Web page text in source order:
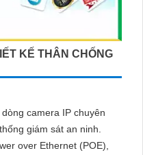
KẾ THÂN CHỐNG
camera IP chuyên
giám sát an ninh.
over Ethernet (POE),